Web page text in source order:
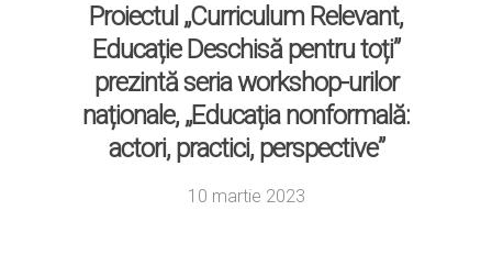
Proiectul „Curriculum Relevant,
Educație Deschisă pentru toți”
prezintă seria workshop-urilor
naționale, „Educația nonformală:
actori, practici, perspective”
10 martie 2023